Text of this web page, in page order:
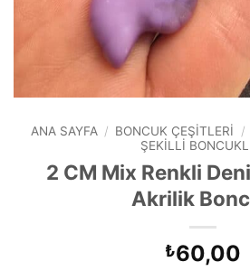
ANA SAYFA / BONCUK ÇEŞITLERI /
ŞEKILLI
2 CM Mix Renkli
Akrilik
₺60,00